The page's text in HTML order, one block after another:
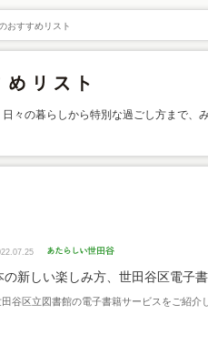
おすすめリスト
々の暮らしから特別な過ごし方まで、
の新しい楽しみ方、世田谷区電子
田谷区立図書館の電子書籍サービスをご紹介